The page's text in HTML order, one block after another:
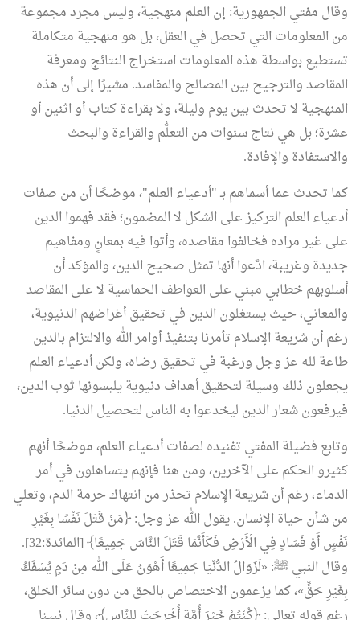
وقال مفتي الجمهورية: إن العلم منهجية، وليس مجرد مجموعة
من المعلومات التي تحصل في العقل، بل هو منهجية متكاملة
تستطيع بواسطة هذه المعلومات استخراج النتائج ومعرفة
المقاصد والترجيح بين المصالح والمفاسد. مشيرًا إلى أن هذه
المنهجية لا تحدث بين يوم وليلة، ولا بقراءة كتاب أو اثنين أو
عشرة؛ بل هي نتاج سنوات من التعلُّم والقراءة والبحث
والاستفادة والإفادة.
كما تحدث عما أسماهم بـ "أدعياء العلم"، موضحًا أن من صفات
أدعياء العلم التركيز على الشكل لا المضمون؛ فقد فهموا الدين
على غير مراده فخالفوا مقاصده، وأتوا فيه بمعانٍ ومفاهيم
جديدة وغريبة، ادَّعوا أنها تمثل صحيح الدين، والمؤكد أن
أسلوبهم خطابي مبني على العواطف الحماسية لا على المقاصد
والمعاني، حيث يستغلون الدين في تحقيق أغراضهم الدنيوية،
رغم أن شريعة الإسلام تأمرنا بتنفيذ أوامر الله والالتزام بالدين
طاعة لله عز وجل ورغبة في تحقيق رضاه، ولكن أدعياء العلم
يجعلون ذلك وسيلة لتحقيق أهداف دنيوية يلبسونها ثوب الدين،
فيرفعون شعار الدين ليخدعوا به الناس لتحصيل الدنيا.
وتابع فضيلة المفتي تفنيده لصفات أدعياء العلم، موضحًا أنهم
كثيرو الحكم على الآخرين، ومن هنا فإنهم يتساهلون في أمر
الدماء، رغم أن شريعة الإسلام تحذر من انتهاك حرمة الدم، وتعلي
من شأن حياة الإنسان. يقول الله عز وجل: ﴿مَنْ قَتَلَ نَفْسًا بِغَيْرِ
نَفْسٍ أَوْ فَسَادٍ فِي الْأَرْضِ فَكَأَنَّمَا قَتَلَ النَّاسَ جَمِيعًا﴾ [المائدة:32].
وقال النبي ﷺ: «لَزَوَالُ الدُّنْيَا جَمِيعًا أَهْوَنُ عَلَى الله مِنْ دَمٍ يُسْفَكُ
بِغَيْرِ حَقٍّ»، كما يزعمون الاختصاص بالحق من دون سائر الخلق،